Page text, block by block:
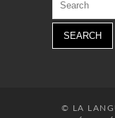
for:
© LA